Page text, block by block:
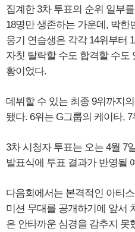
집계한 3차 투표의 순위 일부
18명만 생존하는 가운데, 박한
웅기 연습생은 각각 14위부터
자칫 탈락할 수도 합격할 수도
황이었다.
데뷔할 수 있는 최종 9위까지
됐다. 6위는 G그룹의 케이타,
3차 시청자 투표는 오는 4월 7
발표식에 투표 결과가 반영될
다음회에서는 본격적인 아티
미션 무대를 공개하기에 앞서
은 안타까운 심경을 감추지 못